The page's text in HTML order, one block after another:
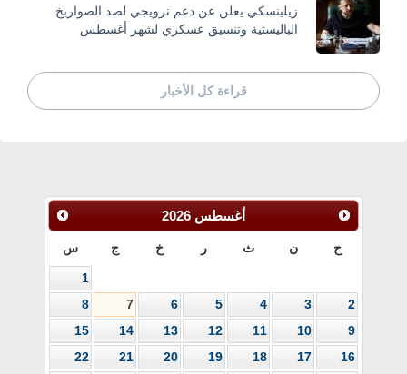
زيلينسكي يعلن عن دعم نرويجي لصد الصواريخ
الباليستية وتنسيق عسكري لشهر أغسطس
قراءة كل الأخبار
أغسطس 2026
ح ن ث ر خ ج س
1
2
3
4
5
6
7
8
9
10
11
12
13
14
15
16
17
18
19
20
21
22